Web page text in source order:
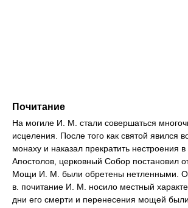
Почитание
На могиле И. М. стали совершаться
исцеления. После того как святой явился
монаху и наказал прекратить нестроения в
Апостолов, церковный Собор постановил
Мощи И. М. были обретены нетленными.
в. почитание И. М. носило местный
дни его смерти и перенесения мощей